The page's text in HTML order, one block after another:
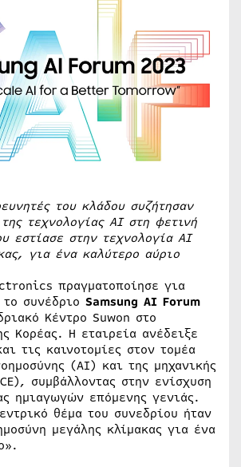
του κλάδου συζήτησαν
τεχνολογίας AIστη φετινή
εστίασε στην τεχνολογία ΑΙ
για ένα καλύτερο αύριο
πραγματοποίησε για
συνέδριο Samsung AI Forum
Κέντρο Suwon στο
Κορέας. Η εταιρεία ανέδειξε
τις καινοτομίες στον τομέα
(AI) και της μηχανικής
συμβάλλοντας στην ενίσχυση
ημιαγωγών επόμενης γενιάς.
θέμα του συνεδρίου ήταν
μεγάλης κλίμακας για ένα